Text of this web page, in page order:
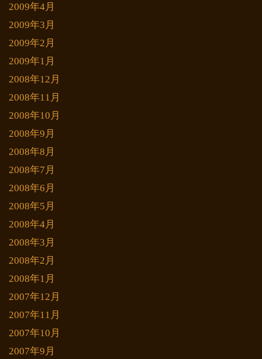
2009年4月
2009年3月
2009年2月
2009年1月
2008年12月
2008年11月
2008年10月
2008年9月
2008年8月
2008年7月
2008年6月
2008年5月
2008年4月
2008年3月
2008年2月
2008年1月
2007年12月
2007年11月
2007年10月
2007年9月